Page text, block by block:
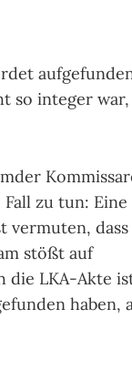
so integer war,
zu tun: Eine
vermuten, dass
stößt auf
die LKA-Akte
haben,